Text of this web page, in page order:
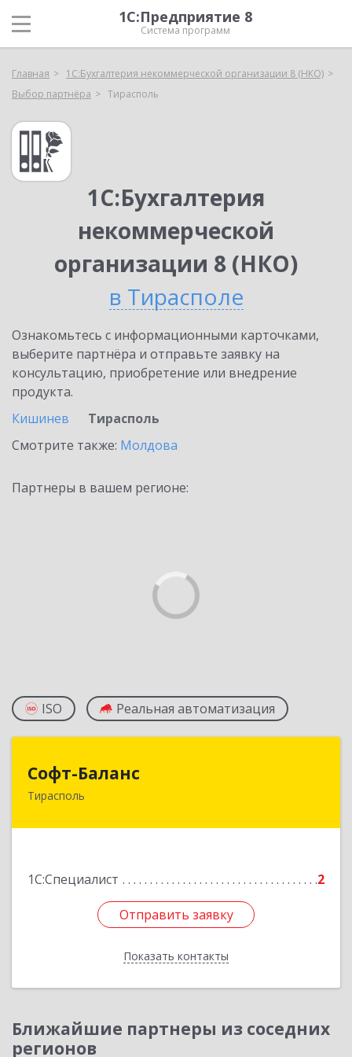
1С:Предприятие 8
Система программ
Главная
1С:Бухгалтерия некоммерческой организации 8 (НКО)
Выбор партнёра
Тирасполь
1С:Бухгалтерия
некоммерческой
организации 8 (НКО)
в Тирасполе
Ознакомьтесь с информационными карточками,
выберите партнёра и отправьте заявку на
консультацию, приобретение или внедрение
продукта.
Кишинев
Тирасполь
Смотрите также: Молдова
Партнеры в вашем регионе:
ISO Реальная автоматизация
Софт-Баланс
Тирасполь
1С:Специалист 2
Отправить заявку
Показать контакты
Подробнее
Отправить заявку
Назад
Ближайшие партнеры из соседних
регионов